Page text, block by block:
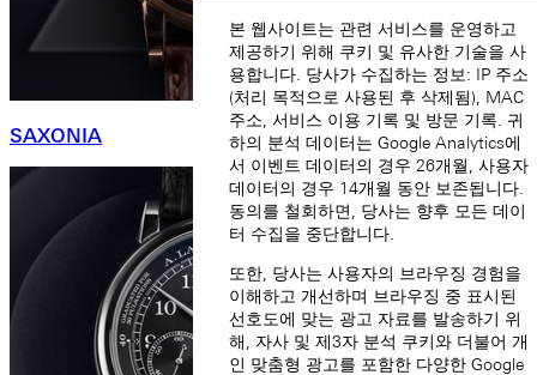
SAXONIA
본 웹사이트는 관련 서비스를 운영하고
제공하기 위해 쿠키 및 유사한 기술을 사
용합니다. 당사가 수집하는 정보: IP 주소
(처리 목적으로 사용된 후 삭제됨), MAC
주소, 서비스 이용 기록 및 방문 기록. 귀
하의 분석 데이터는 Google Analytics에
서 이벤트 데이터의 경우 26개월, 사용자
데이터의 경우 14개월 동안 보존됩니다.
동의를 철회하면, 당사는 향후 모든 데이
터 수집을 중단합니다.
또한, 당사는 사용자의 브라우징 경험을
이해하고 개선하며 브라우징 중 표시된
선호도에 맞는 광고 자료를 발송하기 위
해, 자사 및 제3자 분석 쿠키와 더불어 개
인 맞춤형 광고를 포함한 다양한 Google